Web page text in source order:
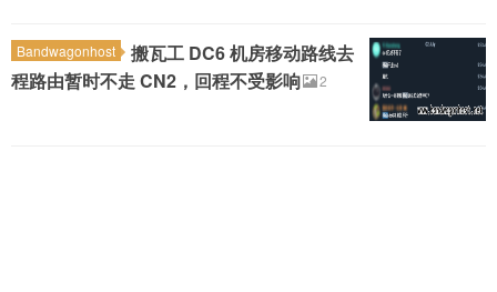
Bandwagonhost
搬瓦工 DC6 机房移动路线去
程路由暂时不走 CN2，回程不受影响
2